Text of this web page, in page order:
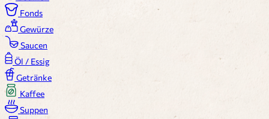
Fonds
Gewürze
Saucen
Öl / Essig
Getränke
Kaffee
Suppen